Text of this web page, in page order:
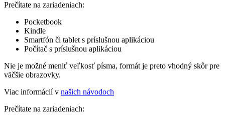
Prečítate na zariadeniach:
Pocketbook
Kindle
Smartfón či tablet s príslušnou aplikáciou
Počítač s príslušnou aplikáciou
Nie je možné meniť veľkosť písma, formát je preto vhodný skôr pre
väčšie obrazovky.
Viac informácií v našich návodoch
Prečítate na zariadeniach: